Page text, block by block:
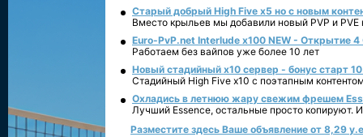
Старый добрый High Five x5 но с новым
Вместо крыльев мы добавили новый PVP и PVE
Euro-PvP.net Interlude х100 NEW - Открытие 4
Работаем без вайпов уже более 10 лет
Новый стадийный х10 сервер - бонус старт
Стадийный High Five x10 с поэтапным
Охладись в летнюю жару свежим фрешем
Лучший Essence, остальные просто копируют.
Разместите здесь Ваше объявление от 8,29